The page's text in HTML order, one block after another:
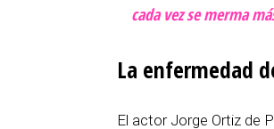
cada vez se merma
La enfermedad
El actor Jorge Ortiz de